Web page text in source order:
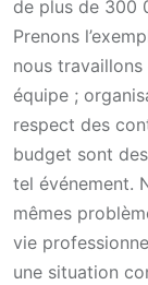
de plus de 300
Prenons
nous
équipe ;
respect des
budget sont
tel événement.
mêmes
vie
une situation